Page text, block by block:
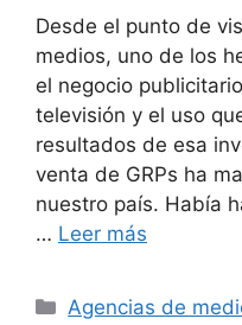
Desde el punto de
medios, uno de los
el negocio
televisión y el uso
resultados de esa
venta de GRPs ha
nuestro país. Había
… Leer más
Categorías
Agencias de